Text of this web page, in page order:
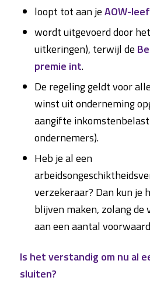
loopt tot aan jeAOW-
wordt uitgevoerd door het
uitkeringen), terwijl de
premie int.
De regeling geldt voor
winst uit onderneming
aangifte
ondernemers).
Heb je al een
verzekeraar? Dan kun je
blijven maken, zolang de
aan een aantal
Is het verstandig om nu al
sluiten?